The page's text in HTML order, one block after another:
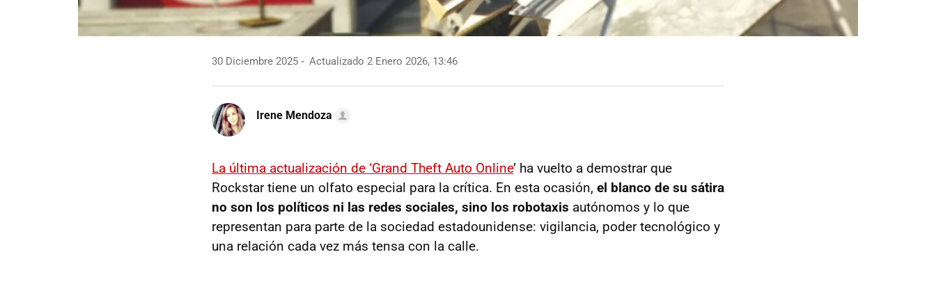
30 Diciembre 2025 Actualizado 2 Enero 2026, 13:46
Irene Mendoza
La última actualización de ‘Grand Theft Auto Online’ ha vuelto a demostrar que
Rockstar tiene un olfato especial para la crítica. En esta ocasión, el blanco de su sátira
no son los políticos ni las redes sociales, sino los robotaxis autónomos y lo que
representan para parte de la sociedad estadounidense: vigilancia, poder tecnológico y
una relación cada vez más tensa con la calle.